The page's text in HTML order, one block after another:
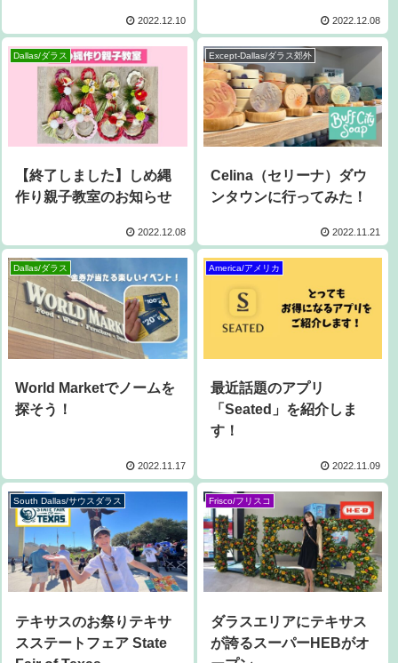
2022.12.10 2022.12.08
Dallas/ダラス
【終了しました】しめ縄
作り親子教室のお知らせ
2022.12.08
Except-Dallas/ダラス郊外
Celina（セリーナ）ダウ
ンタウンに行ってみた！
2022.11.21
Dallas/ダラス
World Marketでノームを
探そう！
2022.11.17
America/アメリカ
最近話題のアプリ
「Seated」を紹介しま
す！
2022.11.09
South Dallas/サウスダラス
テキサスのお祭りテキサ
スステートフェア State
Frisco/フリスコ
ダラスエリアにテキサス
が誇るスーパーHEBがオ